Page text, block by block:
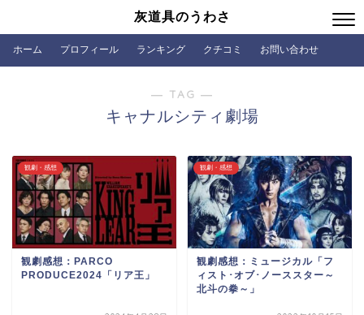
灰道具のうわさ
ホーム プロフィール ランキング クチコミ お問い合わせ
― TAG ―
キャナルシティ劇場
観劇・感想
観劇感想：PARCO
PRODUCE2024「リア王」
観劇・感想
観劇感想：ミュージカル「フ
ィスト･オブ･ノーススター～
北斗の拳～」